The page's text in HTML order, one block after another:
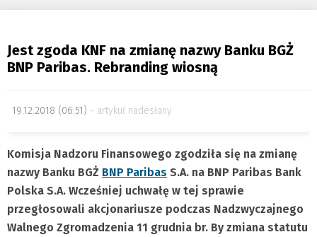
Jest zgoda KNF na zmianę nazwy Banku BGŻ
BNP Paribas. Rebranding wiosną
19.12.2018 (06:51) artykuł nadesłany
Komisja Nadzoru Finansowego zgodziła się na zmianę
nazwy Banku BGŻ BNP Paribas S.A. na BNP Paribas Bank
Polska S.A. Wcześniej uchwałę w tej sprawie
przegłosowali akcjonariusze podczas Nadzwyczajnego
Walnego Zgromadzenia 11 grudnia br. By zmiana statutu